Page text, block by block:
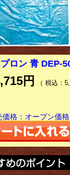
ロン 青 DEP-
円 （ 税込：
価格：オープン価格